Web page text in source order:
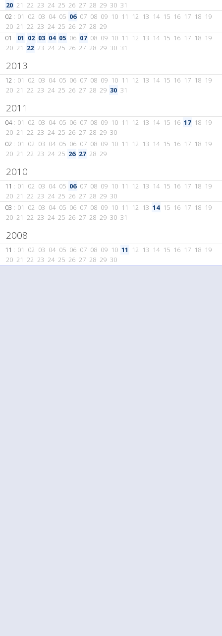
20 21 22 23 24 25 26 27 28 29 30 31
02 : 01 02 03 04 05 06 07 08 09 10 11 12 13 14 15 16 17 18 19
20 21 22 23 24 25 26 27 28 29
01 : 01 02 03 04 05 06 07 08 09 10 11 12 13 14 15 16 17 18 19
20 21 22 23 24 25 26 27 28 29 30 31
2013
12 : 01 02 03 04 05 06 07 08 09 10 11 12 13 14 15 16 17 18 19
20 21 22 23 24 25 26 27 28 29 30 31
2011
04 : 01 02 03 04 05 06 07 08 09 10 11 12 13 14 15 16 17 18 19
20 21 22 23 24 25 26 27 28 29 30
02 : 01 02 03 04 05 06 07 08 09 10 11 12 13 14 15 16 17 18 19
20 21 22 23 24 25 26 27 28 29
2010
11 : 01 02 03 04 05 06 07 08 09 10 11 12 13 14 15 16 17 18 19
20 21 22 23 24 25 26 27 28 29 30
03 : 01 02 03 04 05 06 07 08 09 10 11 12 13 14 15 16 17 18 19
20 21 22 23 24 25 26 27 28 29 30 31
2008
11 : 01 02 03 04 05 06 07 08 09 10 11 12 13 14 15 16 17 18 19
20 21 22 23 24 25 26 27 28 29 30